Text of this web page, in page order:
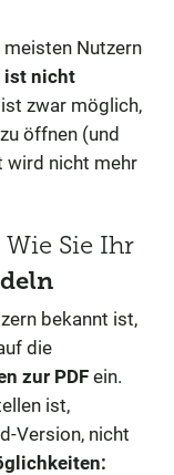
Nutzern
ist nicht
zwar möglich,
öffnen (und
wird nicht mehr
Sie Ihr
bekannt ist,
die
zur PDF ein.
ist,
Version, nicht